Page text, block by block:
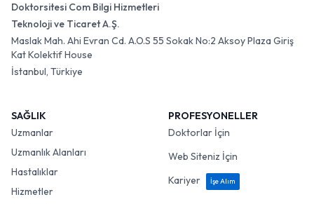
Doktorsitesi Com Bilgi Hizmetleri
Teknoloji ve Ticaret A.Ş.
Maslak Mah. Ahi Evran Cd. A.O.S 55 Sokak No:2 Aksoy Plaza Giriş
Kat Kolektif House
İstanbul, Türkiye
SAĞLIK
Uzmanlar
Uzmanlık Alanları
Hastalıklar
Hizmetler
PROFESYONELLER
Doktorlar İçin
Web Siteniz İçin
Kariyer
İşe Alım